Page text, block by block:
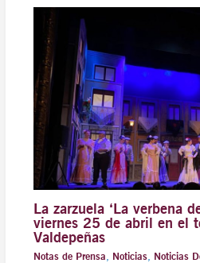
La zarzuela ‘La verbena
viernes 25 de abril en el
Valdepeñas
Notas de Prensa Noticias, Noticias